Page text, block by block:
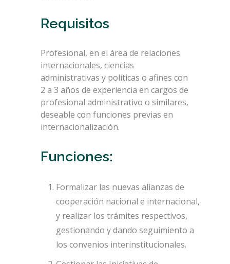
Requisitos
Profesional, en el área de relaciones
internacionales, ciencias
administrativas y políticas o afines con
2 a 3 años de experiencia en cargos de
profesional administrativo o similares,
deseable con funciones previas en
internacionalización.
Funciones:
Formalizar las nuevas alianzas de
cooperación nacional e internacional,
y realizar los trámites respectivos,
gestionando y dando seguimiento a
los convenios interinstitucionales.